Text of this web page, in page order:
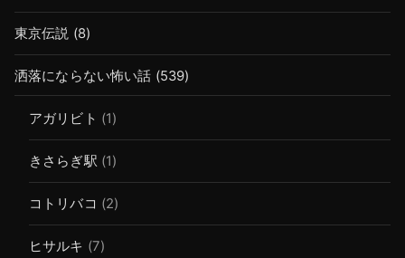
東京伝説 (8)
洒落にならない怖い話 (539)
アガリビト (1)
きさらぎ駅 (1)
コトリバコ (2)
ヒサルキ (7)